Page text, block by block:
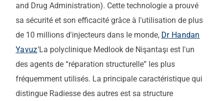
and Drug Administration). Cette technologie a prouvé
sa sécurité et son efficacité grâce à l'utilisation de plus
de 10 millions d'injecteurs dans le monde, Dr Handan
Yavuz‘La polyclinique Medlook de Nişantaşı est l'un
des agents de “réparation structurelle” les plus
fréquemment utilisés. La principale caractéristique qui
distingue Radiesse des autres est sa structure